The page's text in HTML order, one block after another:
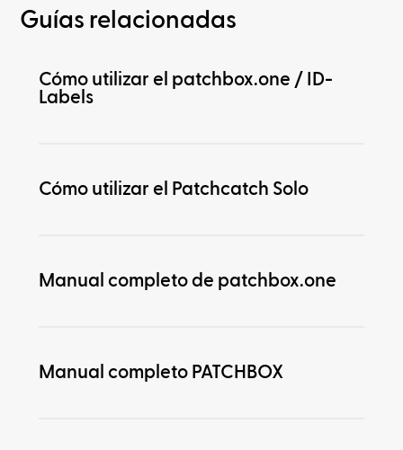
Guías relacionadas
Cómo utilizar el patchbox.one / ID-
Labels
Cómo utilizar el Patchcatch Solo
Manual completo de patchbox.one
Manual completo PATCHBOX